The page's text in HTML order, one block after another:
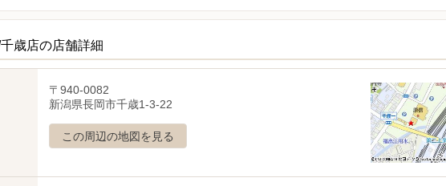
歳店の店舗詳細
〒940-0082
新潟県長岡市千歳1-3-22
この周辺の地図を見る